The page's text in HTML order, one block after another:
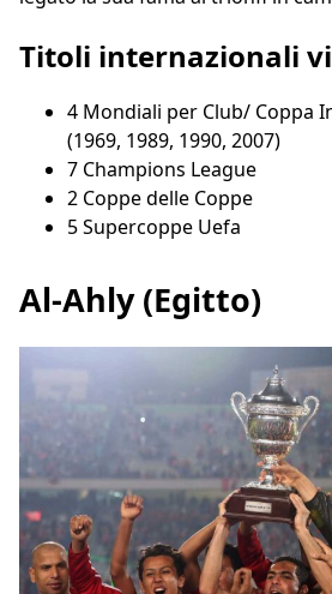
Titoli internazionali
4 Mondiali per Club/ Coppa
(1969, 1989, 1990, 2007)
7 Champions League
2 Coppe delle Coppe
5 Supercoppe Uefa
Al-Ahly (Egitto)